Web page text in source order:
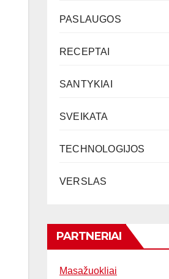
PASLAUGOS
RECEPTAI
SANTYKIAI
SVEIKATA
TECHNOLOGIJOS
VERSLAS
PARTNERIAI
Masažuokliai